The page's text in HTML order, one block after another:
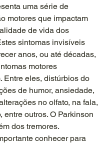
uma série de
motores que impactam
de vida dos
sintomas invisíveis
anos, ou até décadas,
motores
Entre eles, distúrbios do
de humor, ansiedade,
no olfato, na fala,
entre outros. O Parkinson
dos tremores.
conhecer para